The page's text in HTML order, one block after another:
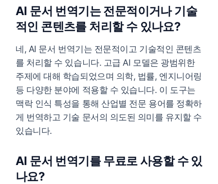
AI 문서 번역기는 전문적이거나 기술
적인 콘텐츠를 처리할 수 있나요?
네, AI 문서 번역기는 전문적이고 기술적인 콘텐츠
를 처리할 수 있습니다. 고급 AI 모델은 광범위한
주제에 대해 학습되었으며 의학, 법률, 엔지니어링
등 다양한 분야에 적용할 수 있습니다. 이 도구는
맥락 인식 특성을 통해 산업별 전문 용어를 정확하
게 번역하고 기술 문서의 의도된 의미를 유지할 수
있습니다.
AI 문서 번역기를 무료로 사용할 수 있
나요?